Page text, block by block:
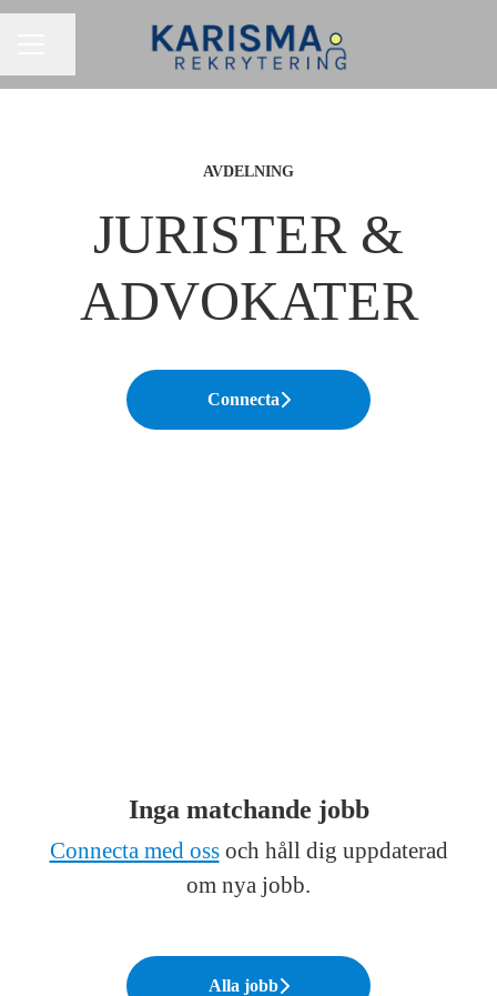
AVDELNING
JURISTER &
ADVOKATER
Connecta
Inga matchande jobb
Connecta med ossoch håll dig uppdaterad
om nya jobb.
Alla jobb